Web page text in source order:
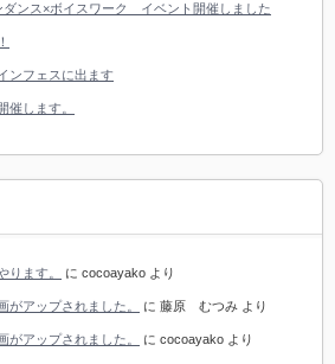
ダンス×ボイスワーク イベント開催しました
ンフェスに出ます
催します。
ります。 に cocoayako より
がアップされました。 に 藤原 むつみ より
がアップされました。 に cocoayako より